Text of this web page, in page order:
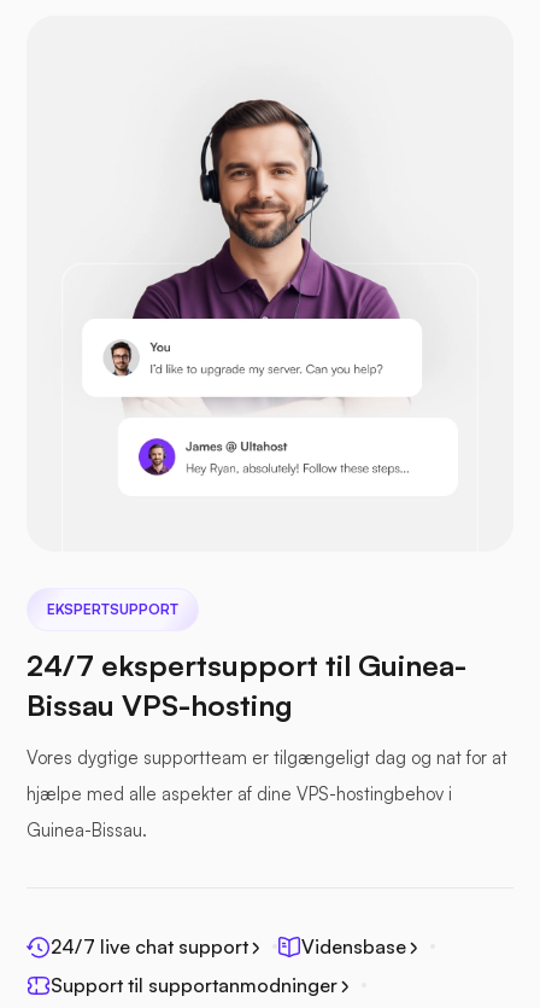
Opencart
Prestashop
Havfil
EKSPERTSUPPORT
24/7 ekspertsupport til Guinea-
Bissau VPS-hosting
Vores dygtige supportteam er tilgængeligt dag og nat for at
hjælpe med alle aspekter af dine VPS-hostingbehov i
Guinea-Bissau.
24/7 live chat support
Vidensbase
Support til supportanmodninger